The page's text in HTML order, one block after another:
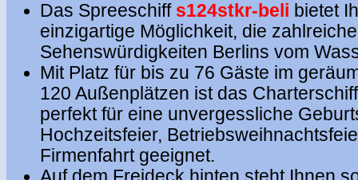
Das Spreeschiff s124stkr-beli bietet
einzigartige Möglichkeit, die
Sehenswürdigkeiten Berlins vom
Mit Platz für bis zu 76 Gäste im
120 Außenplätzen ist das
perfekt für eine unvergessliche
Hochzeitsfeier,
Firmenfahrt geeignet.